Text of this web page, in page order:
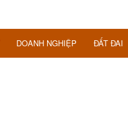
DOANH NGHIỆP ĐẤT ĐAI